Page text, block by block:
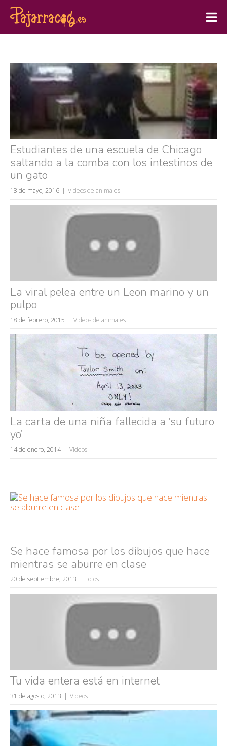
Estudiantes de una escuela de Chicago
saltando a la comba con los intestinos de
un gato
18 de mayo, 2016 Videos de animales
La viral pelea entre un Leon marino y un
pulpo
18 de febrero, 2015 Videos de animales
La carta de una niña fallecida a ‘su futuro
yo’
14 de enero, 2014 Videos
Se hace famosa por los dibujos que hace
mientras se aburre en clase
20 de septiembre, 2013 Fotos
Tu vida entera está en internet
31 de agosto, 2013 Videos